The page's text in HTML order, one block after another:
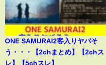
ONE SAMURAI2客入りヤバそ
う・・・【2chまとめ】【2chス
レ】【5chスレ】